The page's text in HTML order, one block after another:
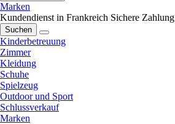
Marken
Kundendienst in Frankreich Sichere Zahlung
Suchen
Kinderbetreuung
Zimmer
Kleidung
Schuhe
Spielzeug
Outdoor und Sport
Schlussverkauf
Marken